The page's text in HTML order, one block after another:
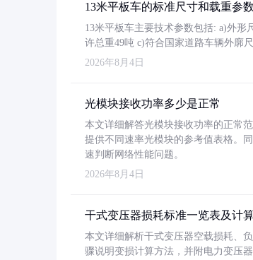
13米平板车的标准尺寸和载重参数
13米平板车主要技术参数包括: a)外形
许总重49吨 c)符合国家道路车辆外廓
2026年8月4日
光模块接收功率多少是正常
本文详细解答光模块接收功率的正常
提供不同速率光模块的参考值表格。
速判断网络性能问题。
2026年8月4日
干式变压器损耗标准一览表及计
本文详细解析干式变压器空载损耗、
骤说明变损计算方法，并附电力变压